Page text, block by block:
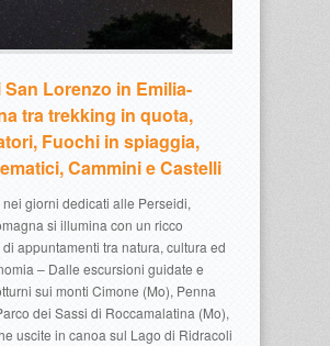
San Lorenzo in Emilia-
tra trekking in quota,
Fuochi in spiaggia,
Cammini e Castelli
nei giorni dedicati alle Perseidi,
si illumina con un ricco
appuntamenti tra natura, cultura ed
– Dalle escursioni guidate e
sui monti Cimone (Mo), Penna
dei Sassi di Roccamalatina (Mo),
uscite in canoa sul Lago di Ridracoli